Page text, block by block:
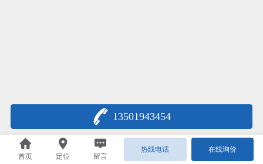
13501943454
首页 定位 留言
热线电话 在线询价